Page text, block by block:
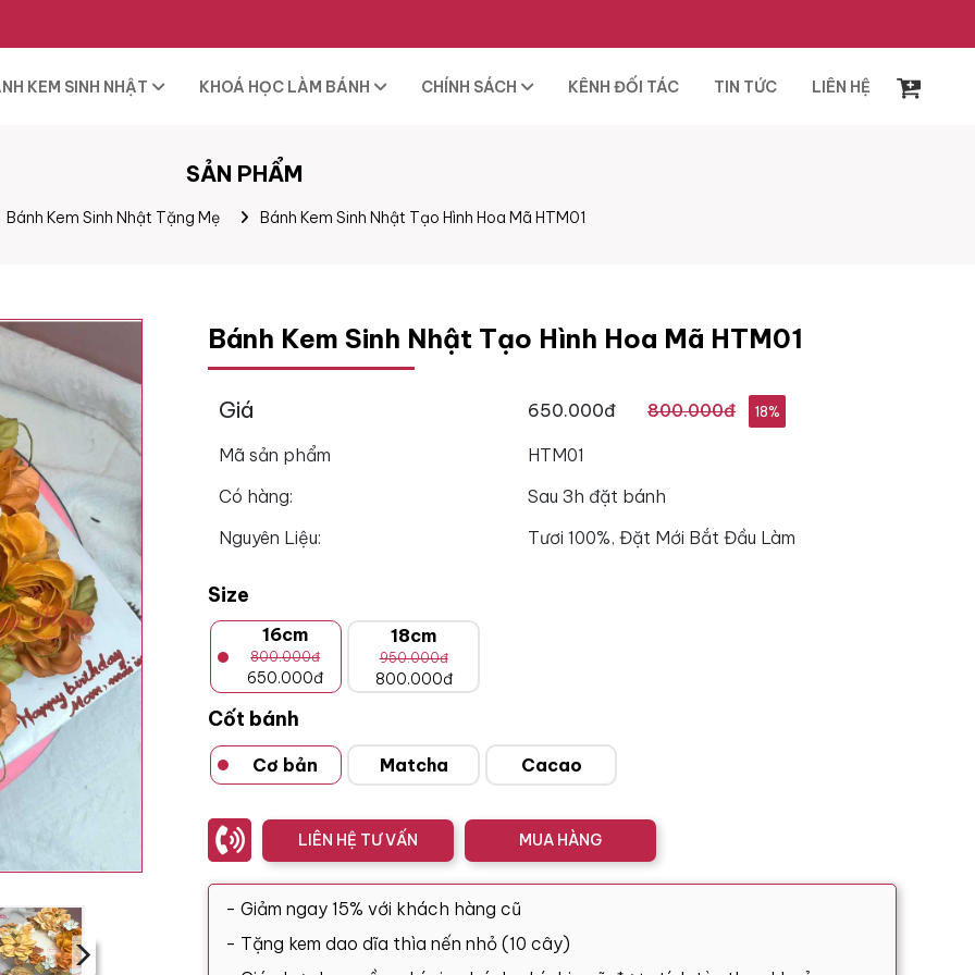
KEM SINH NHẬT KHOÁ HỌC LÀM BÁNH CHÍNH SÁCH KÊNH ĐỐI TÁC TIN TỨC LIÊN HỆ
SẢN PHẨM
Bánh Kem Sinh Nhật Tặng Mẹ Bánh Kem Sinh Nhật Tạo Hình Hoa Mã HTM01
›
Bánh Kem Sinh Nhật Tạo Hình Hoa Mã HTM01
Giá 650.000đ 800.000đ 18%
Mã sản phẩm
HTM01
Có hàng:
Sau 3h đặt bánh
Nguyên Liệu:
Tươi 100%, Đặt Mới Bắt Đầu Làm
Size
16cm
800.000đ
650.000đ
18cm
950.000đ
800.000đ
Cốt bánh
Cơ bản Matcha Cacao
LIÊN HỆ TƯ VẤN MUA HÀNG
- Giảm ngay 15% với khách hàng cũ
- Tặng kem dao dĩa thìa nến nhỏ (10 cây)